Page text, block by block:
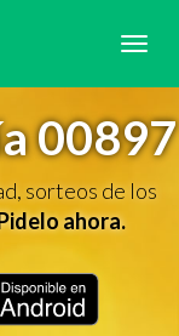
00897
sorteos de los
ahora.